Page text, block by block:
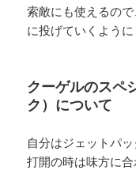
索敵にも使えるの
に投げていくように
クーゲルのスペ
ク）について
自分はジェットパ
打開の時は味方に合